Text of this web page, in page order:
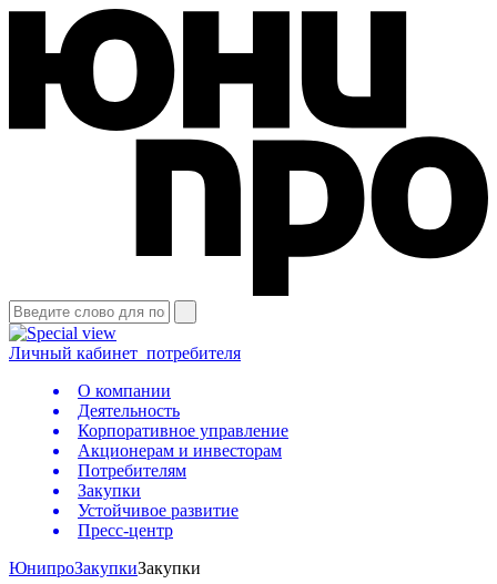
Личный кабинет потребителя
О компании
Деятельность
Корпоративное управление
Акционерам и инвесторам
Потребителям
Закупки
Устойчивое развитие
Пресс-центр
ЮнипроЗакупкиЗакупки